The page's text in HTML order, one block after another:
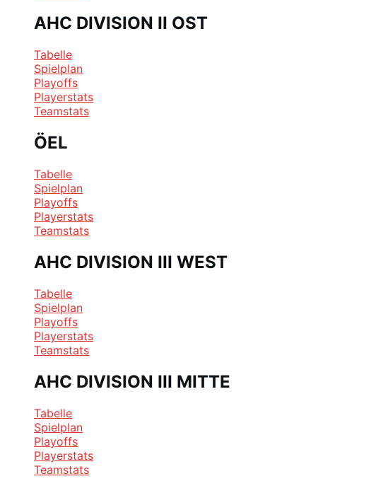
AHC DIVISION II OST
Tabelle
Spielplan
Playoffs
Playerstats
Teamstats
ÖEL
Tabelle
Spielplan
Playoffs
Playerstats
Teamstats
AHC DIVISION III WEST
Tabelle
Spielplan
Playoffs
Playerstats
Teamstats
AHC DIVISION III MITTE
Tabelle
Spielplan
Playoffs
Playerstats
Teamstats